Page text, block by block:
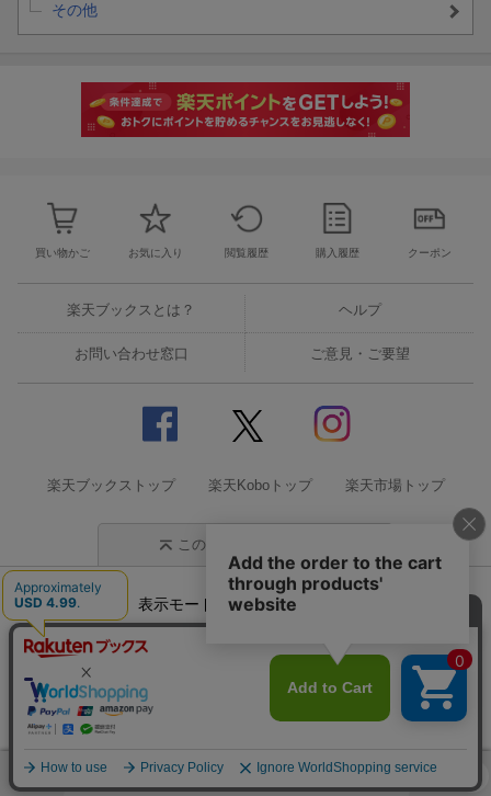
その他
買い物かご お気に入り 閲覧履歴 購入履歴 クーポン
楽天ブックスとは？ ヘルプ
お問い合わせ窓口 ご意見・ご要望
楽天ブックストップ 楽天Koboトップ 楽天市場トップ
このページの先頭に戻る
表示モード モバイル
企業情報 個人情報保護方針
特定商取引法に基づく表記
© Rakuten Group, Inc.